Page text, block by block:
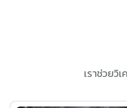
เราช่วยวิ